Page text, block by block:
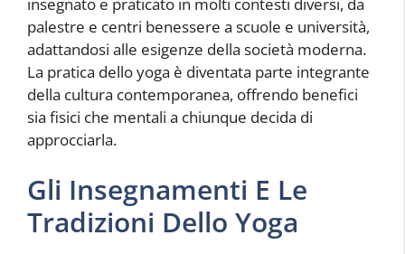
palestre e centri benessere a scuole e università,
adattandosi alle esigenze della società moderna.
La pratica dello yoga è diventata parte integrante
della cultura contemporanea, offrendo benefici
sia fisici che mentali a chiunque decida di
approcciarla.
Gli Insegnamenti E Le
Tradizioni Dello Yoga